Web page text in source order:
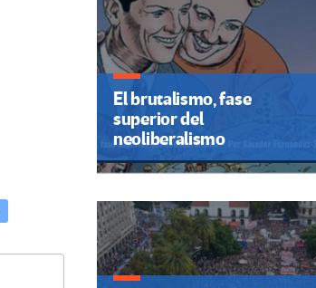
El brutalismo, fase
superior del
neoliberalismo